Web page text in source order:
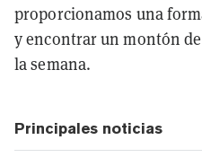
proporcionamos una
y encontrar un montón
la semana.
Principales noticias